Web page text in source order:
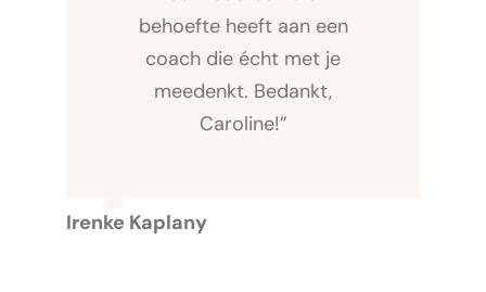
behoefte heeft aan een
coach die écht met je
meedenkt. Bedankt,
Caroline!”
Irenke Kaplany